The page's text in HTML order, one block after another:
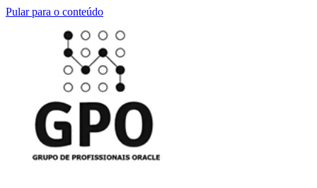
Pular para o conteúdo